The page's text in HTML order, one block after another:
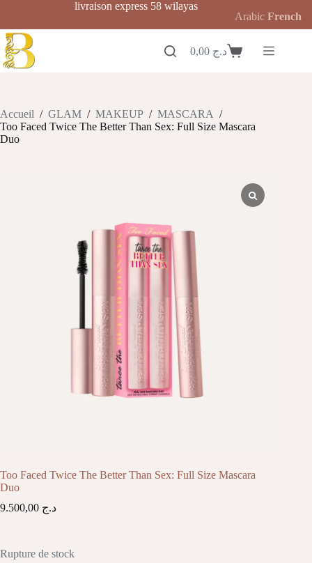
contenu
livraison express 58 wilayas
Panierد.ج
Accueil / GLAM / MAKEUP / MASCARA /
Too Faced Twice The Better Than Sex: Full Size Mascara
Duo
Too Faced Twice The Better Than Sex: Full Size Mascara
Duo
د.ج
Rupture de stock
Arabic French